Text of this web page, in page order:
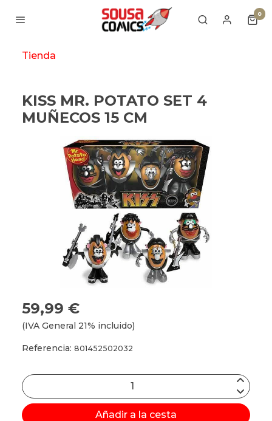
0
Tienda
KISS MR. POTATO SET 4
MUÑECOS 15 CM
59,99 €
(IVA General 21% incluido)
Referencia: 801452502032
Añadir a la cesta